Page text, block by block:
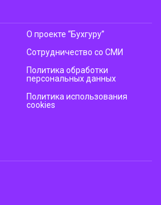
О проекте “Бухгуру”
Сотрудничество со СМИ
Политика обработки
персональных данных
Политика использования
cookies